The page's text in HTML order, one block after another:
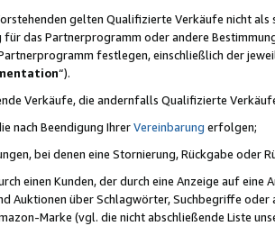
gelten Qualifizierte Verkäufe nicht
das Partnerprogramm oder andere
festlegen, einschließlich der
“).
Verkäufe, die andernfalls Qualifizierte
nach Beendigung IhrerVereinbarung erfolgen;
bei denen eine Stornierung, Rückgabe oder
einen Kunden, der durch eine Anzeige auf
Auktionen über Schlagwörter, Suchbegriffe
Marke (vgl. die nicht abschließende Liste